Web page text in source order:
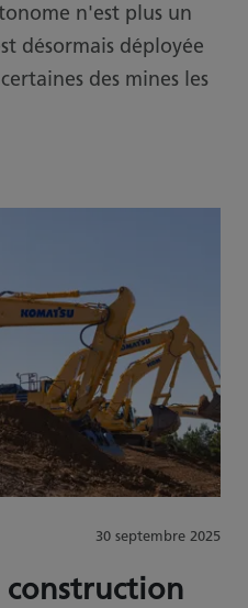
n'est plus un
désormais déployée
des mines les
30 septembre 2025
construction